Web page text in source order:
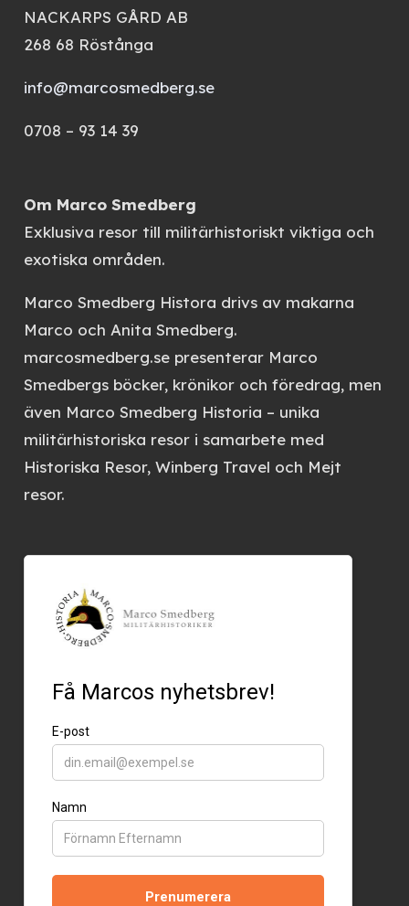
NACKARPS GÅRD AB
268 68 Röstånga
info@marcosmedberg.se
0708 – 93 14 39
Om Marco Smedberg
Exklusiva resor till militärhistoriskt viktiga och
exotiska områden.
Marco Smedberg Histora drivs av makarna
Marco och Anita Smedberg.
marcosmedberg.sepresenterar Marco
Smedbergs böcker, krönikor och föredrag, men
även Marco Smedberg Historia – unika
militärhistoriska resor i samarbete med
Historiska Resor, Winberg Travel och Mejt
resor.